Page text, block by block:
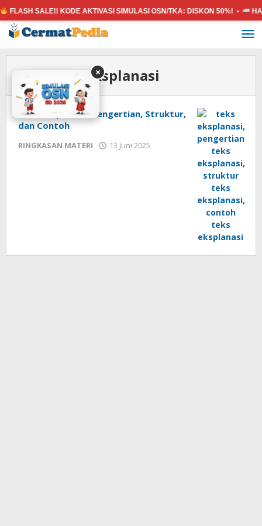
Lewati
ke
konten
FLASH SALE!! KODE AKTIVASI SIMULASI OSN/TKA:DISKON 50%! •
Tag:teks eksplanasi
Teks Eksplanasi: Pengertian, Struktur,
dan Contoh
RINGKASAN MATERI 13 Juni 2025
×